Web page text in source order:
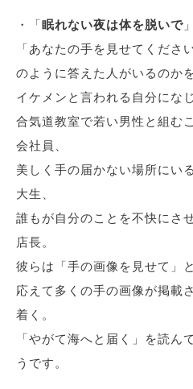
・「眠れない夜は体を脱いで
「あなたの手を見せてくだ
のように答えた人がいるのか
イケメンと言われる自分にな
合気道教室で若い男性と組む
会社員、
美しく手の届かない場所にい
大生、
誰もが自分のことを不快にさ
店長。
彼らは「手の画像を見せて」
応えて多くの手の画像が掲載
着く。
「やがて海へと届く」を読ん
うです。